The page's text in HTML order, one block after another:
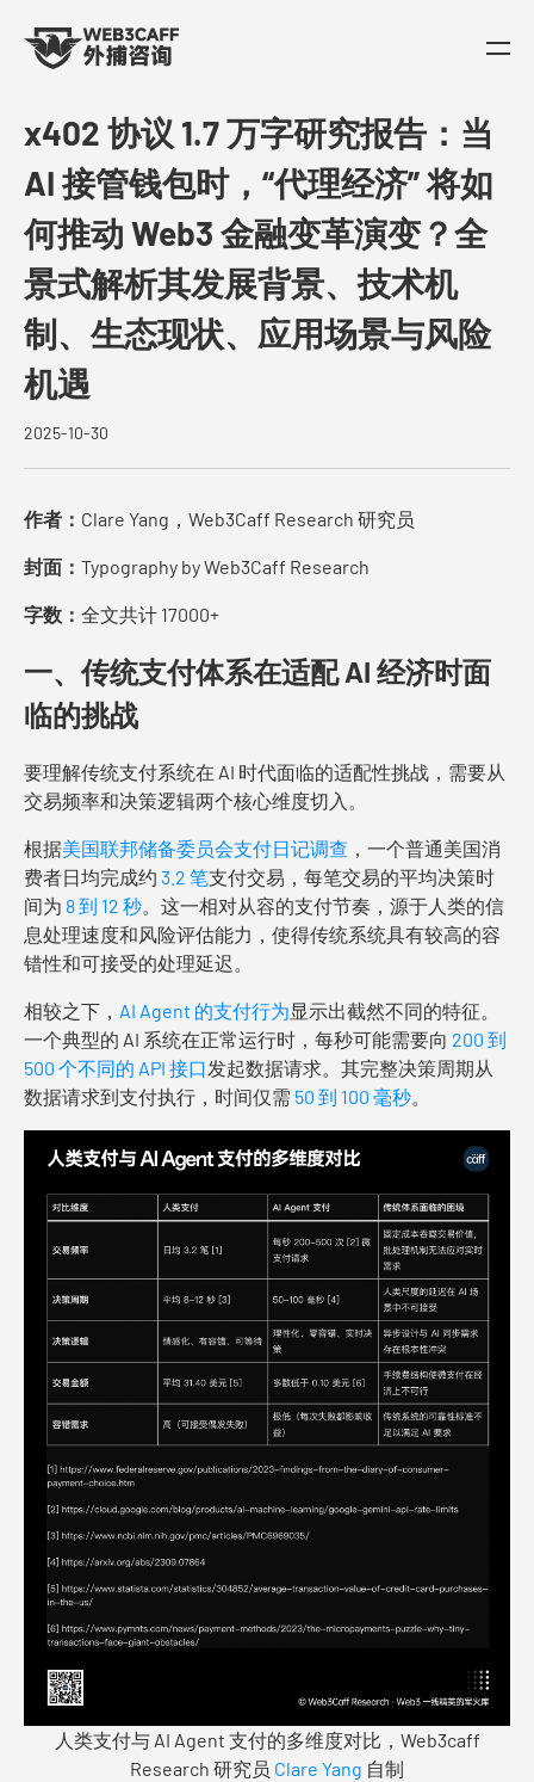
x402 协议 1.7 万字研究报告：当
AI 接管钱包时，“代理经济” 将如
何推动 Web3 金融变革演变？全
景式解析其发展背景、技术机
制、生态现状、应用场景与风险
机遇
2025-10-30
作者： Clare Yang，Web3Caff Research 研究员
封面： Typography by Web3Caff Research
字数： 全文共计 17000+
一、传统支付体系在适配 AI 经济时面
临的挑战
要理解传统支付系统在 AI 时代面临的适配性挑战，需要从
交易频率和决策逻辑两个核心维度切入。
根据美国联邦储备委员会支付日记调查 ，一个普通美国消
费者日均完成约 3.2 笔支付交易，每笔交易的平均决策时
间为 8 到 12 秒。这一相对从容的支付节奏，源于人类的信
息处理速度和风险评估能力，使得传统系统具有较高的容
错性和可接受的处理延迟。
相较之下， AI Agent 的支付行为显示出截然不同的特征。
一个典型的 AI 系统在正常运行时，每秒可能需要向 200 到
500 个不同的 API 接口发起数据请求。其完整决策周期从
数据请求到支付执行，时间仅需 50 到 100 毫秒。
人类支付与 AI Agent 支付的多维度对比，Web3caff
Research 研究员 Clare Yang 自制